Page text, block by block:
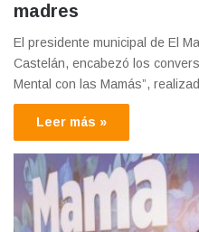
madres
El presidente municipal de El
Castelán, encabezó los
Mental con las Mamás”,
Leer más »